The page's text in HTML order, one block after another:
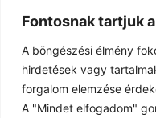
Fontosnak tartjuk
A böngészési élmény
hirdetések vagy
forgalom elemzése
A "Mindet elfogadom"